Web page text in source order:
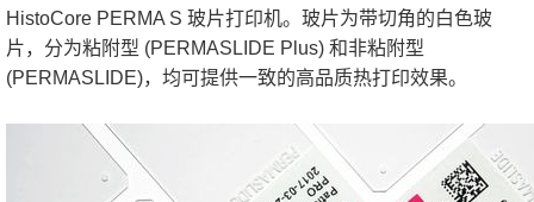
HistoCore PERMA S 玻片打印机。玻片为带切角的白色玻
片，分为粘附型 (PERMASLIDE Plus) 和非粘附型
(PERMASLIDE)，均可提供一致的高品质热打印效果。